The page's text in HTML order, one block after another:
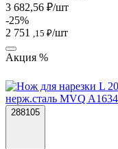
3 682,56 ₽/шт
-25%
2 751
,15 ₽/шт
Акция %
288105